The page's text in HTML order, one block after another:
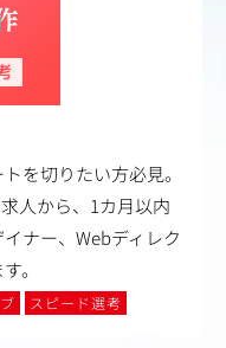
を切りたい方必見。
人から、1カ月以内
ナー、Webディレク
。
スピード選考